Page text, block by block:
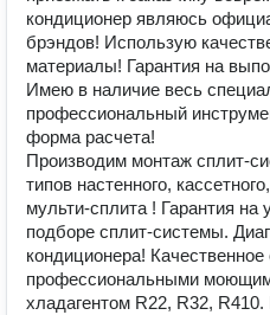
кондиционер являюсь
брэндов! Использую
материалы! Гарантия на
Имею в наличие весь
профессиональный
форма расчета!
Производим монтаж сплит-
типов настенного,
мульти-cплита ! Гарантия на
подборе сплит-системы.
кондиционера!
профессиональными
хладагентом R22, R32,